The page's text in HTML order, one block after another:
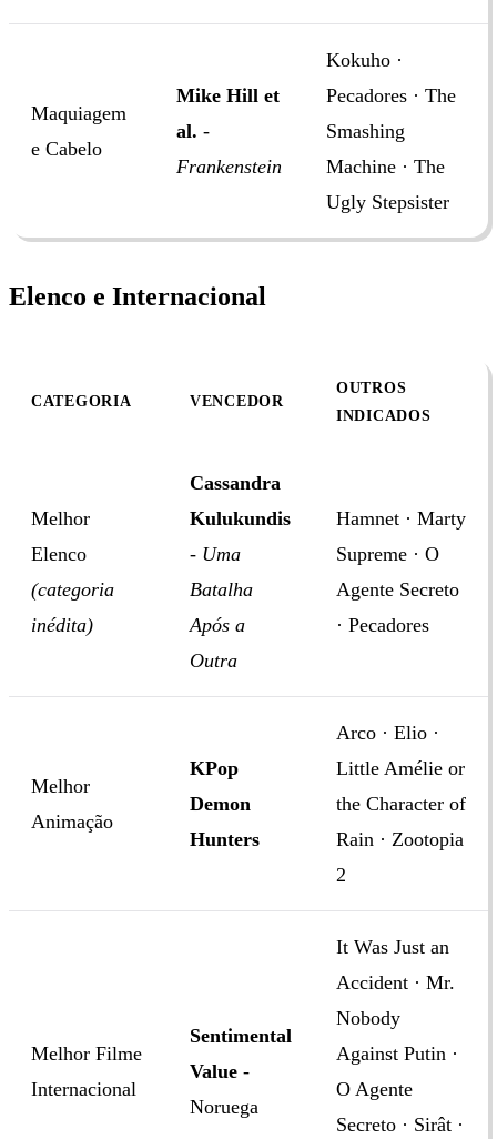
Maquiagem
e Cabelo
Mike Hill et
al. -
Frankenstein
Kokuho ·
Pecadores · The
Smashing
Machine · The
Ugly Stepsister
Elenco e Internacional
CATEGORIA VENCEDOR
OUTROS
INDICADOS
Melhor
Elenco
(categoria
inédita)
Cassandra
Kulukundis
- Uma
Batalha
Após a
Outra
Hamnet · Marty
Supreme · O
Agente Secreto
· Pecadores
Melhor
Animação
KPop
Demon
Hunters
Arco · Elio ·
Little Amélie or
the Character of
Rain · Zootopia
2
Melhor Filme
Internacional
Sentimental
Value -
Noruega
It Was Just an
Accident · Mr.
Nobody
Against Putin ·
O Agente
Secreto · Sirât ·